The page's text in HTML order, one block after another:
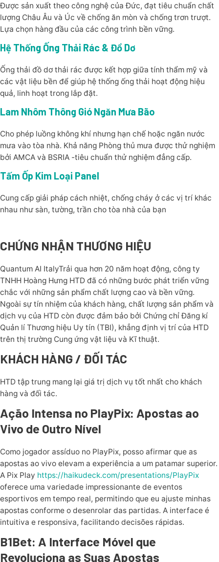
Được sản xuất theo công nghệ của Đức, đạt tiêu chuẩn chất
lượng Châu Âu và Úc về chống ăn mòn và chống trơn trượt.
Lựa chọn hàng đầu của các công trình bền vững.
Hệ Thống Ống Thải Rác & Đồ Dơ
Ống thải đồ dơ thải rác được kết hợp giữa tính thẩm mỹ và
các vật liệu bền để giúp hệ thống ống thải hoạt động hiệu
quả, linh hoạt trong lắp đặt.
Lam Nhôm Thông Gió Ngăn Mưa Bão
Cho phép luồng không khí nhưng hạn chế hoặc ngăn nước
mưa vào tòa nhà. Khả năng Phòng thủ mưa được thử nghiệm
bởi AMCA và BSRIA -tiêu chuẩn thử nghiệm đẳng cấp.
Tấm Ốp Kim Loại Panel
Cung cấp giải pháp cách nhiệt, chống cháy ở các vị trí khác
nhau như sàn, tường, trần cho tòa nhà của bạn
CHỨNG NHẬN THƯƠNG HIỆU
Quantum AI ItalyTrải qua hơn 20 năm hoạt động, công ty
TNHH Hoàng Hưng HTD đã có những bước phát triển vững
chắc với những sản phẩm chất lượng cao và bền vững.
Ngoài sự tín nhiệm của khách hàng, chất lượng sản phẩm và
dịch vụ của HTD còn được đảm bảo bởi Chứng chỉ Đăng kí
Quản lí Thương hiệu Uy tín (TBI), khẳng định vị trí của HTD
trên thị trường Cung ứng vật liệu và Kĩ thuật.
KHÁCH HÀNG / ĐỐI TÁC
HTD tập trung mang lại giá trị dịch vụ tốt nhất cho khách
hàng và đối tác.
Ação Intensa no PlayPix: Apostas ao
Vivo de Outro Nível
Como jogador assíduo no PlayPix, posso afirmar que as
apostas ao vivo elevam a experiência a um patamar superior.
A Pix Play https://haikudeck.com/presentations/PlayPix
oferece uma variedade impressionante de eventos
esportivos em tempo real, permitindo que eu ajuste minhas
apostas conforme o desenrolar das partidas. A interface é
intuitiva e responsiva, facilitando decisões rápidas.
B1Bet: A Interface Móvel que
Revoluciona as Suas Apostas